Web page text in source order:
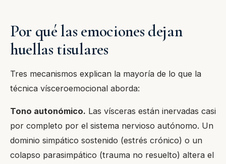
Por qué las emociones dejan
huellas tisulares
Tres mecanismos explican la mayoría de lo que la
técnica vísceroemocional aborda:
Tono autonómico. Las vísceras están inervadas casi
por completo por el sistema nervioso autónomo. Un
dominio simpático sostenido (estrés crónico) o un
colapso parasimpático (trauma no resuelto) altera el